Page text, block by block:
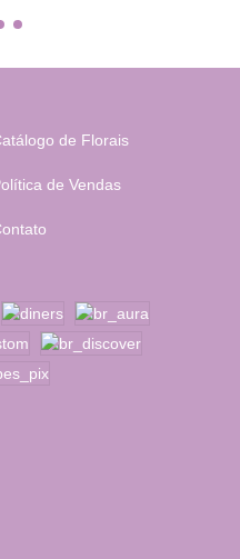
de Florais
de Vendas